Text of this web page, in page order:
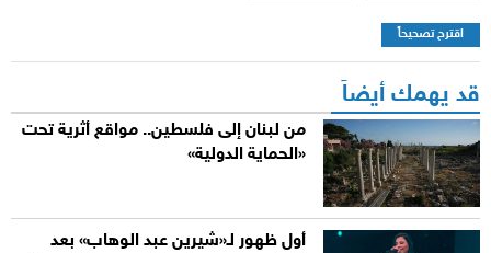
اقترح تصحيحاً
قد يهمك أيضاً
من لبنان إلى فلسطين.. مواقع أثرية تحت
«الحماية الدولية»
أول ظهور لـ«شيرين عبد الوهاب» بعد